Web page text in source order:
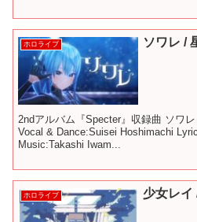
ホロライブ ソワレ /
2ndアルバム『Specter』収録曲 ソワ
Vocal & Dance:Suisei Hoshimachi
Music:Takashi Iwam...
ホロライブ 少女レ